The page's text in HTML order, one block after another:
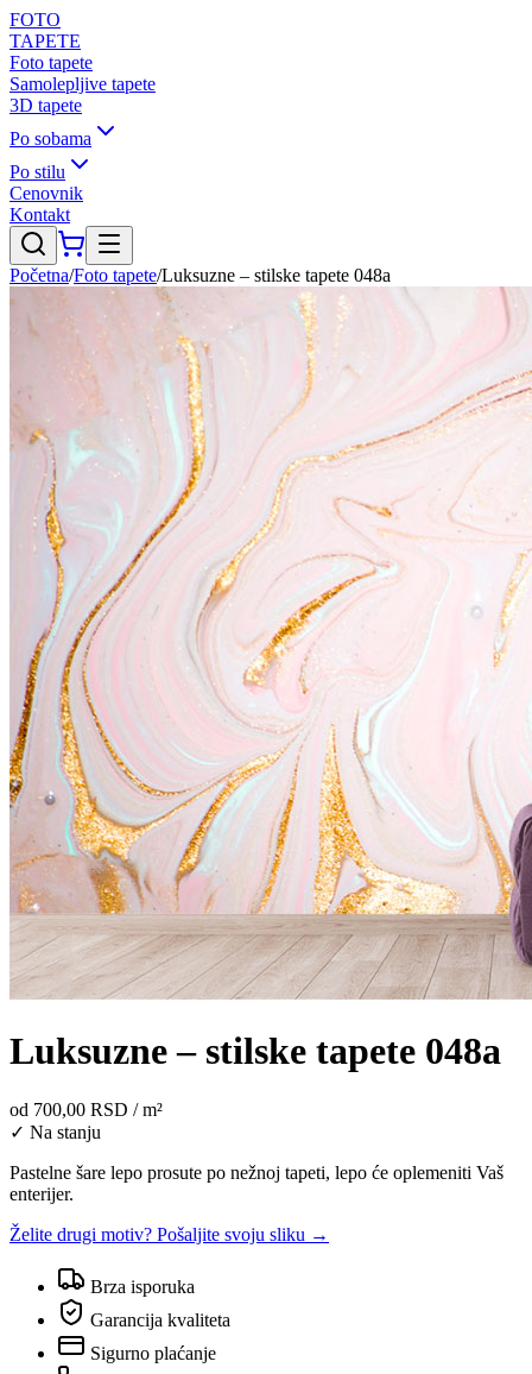
FOTO
TAPETE
Foto tapete
Samolepljive tapete
3D tapete
Po sobama
Po stilu
Cenovnik
Kontakt
Početna/Foto tapete/Luksuzne – stilske tapete 048a
Luksuzne – stilske tapete 048a
od 700,00 RSD / m²
✓ Na stanju
Pastelne šare lepo prosute po nežnoj tapeti, lepo će oplemeniti Vaš
enterijer.
Želite drugi motiv? Pošaljite svoju sliku →
Brza isporuka
Garancija kvaliteta
Sigurno plaćanje